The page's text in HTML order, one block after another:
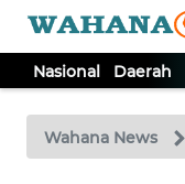
Nasional Daerah
Wahana News
TV
Tutup